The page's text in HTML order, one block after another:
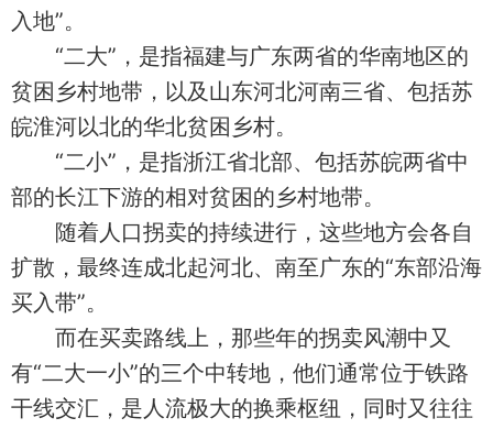
入地”。
“二大”，是指福建与广东两省的华南地区的
贫困乡村地带，以及山东河北河南三省、包括苏
皖淮河以北的华北贫困乡村。
“二小”，是指浙江省北部、包括苏皖两省中
部的长江下游的相对贫困的乡村地带。
随着人口拐卖的持续进行，这些地方会各自
扩散，最终连成北起河北、南至广东的“东部沿海
买入带”。
而在买卖路线上，那些年的拐卖风潮中又
有“二大一小”的三个中转地，他们通常位于铁路
干线交汇，是人流极大的换乘枢纽，同时又往往